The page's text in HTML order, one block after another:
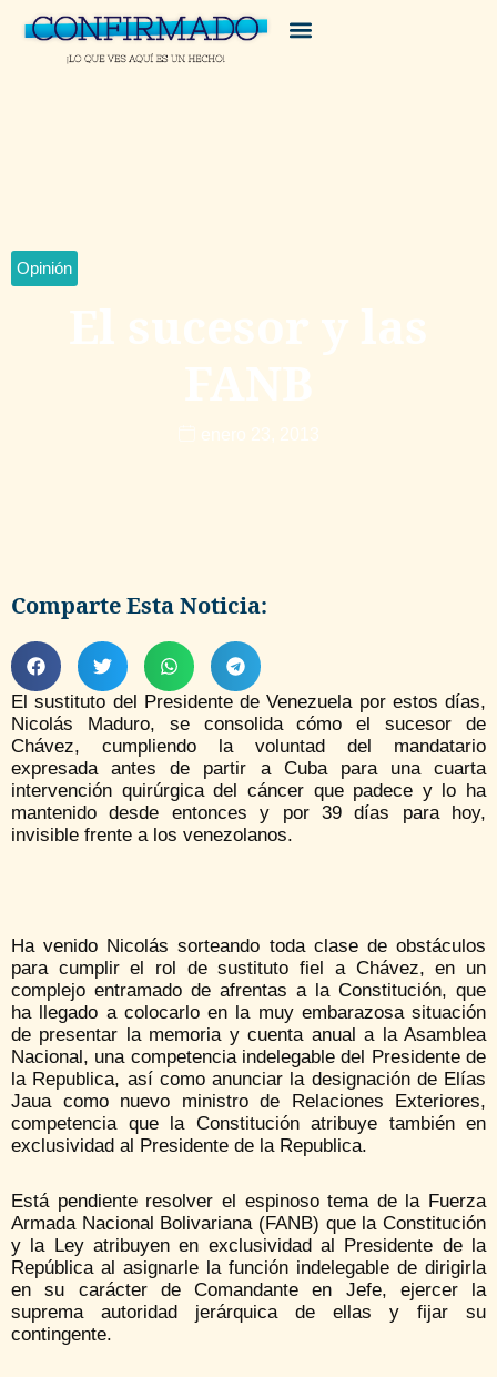
Opinión
El sucesor y las
FANB
enero 23, 2013
Comparte Esta Noticia:
El sustituto del Presidente de Venezuela por estos días,
Nicolás Maduro, se consolida cómo el sucesor de
Chávez, cumpliendo la voluntad del mandatario
expresada antes de partir a Cuba para una cuarta
intervención quirúrgica del cáncer que padece y lo ha
mantenido desde entonces y por 39 días para hoy,
invisible frente a los venezolanos.
Ha venido Nicolás sorteando toda clase de obstáculos
para cumplir el rol de sustituto fiel a Chávez, en un
complejo entramado de afrentas a la Constitución, que
ha llegado a colocarlo en la muy embarazosa situación
de presentar la memoria y cuenta anual a la Asamblea
Nacional, una competencia indelegable del Presidente de
la Republica, así como anunciar la designación de Elías
Jaua como nuevo ministro de Relaciones Exteriores,
competencia que la Constitución atribuye también en
exclusividad al Presidente de la Republica.
Está pendiente resolver el espinoso tema de la Fuerza
Armada Nacional Bolivariana (FANB) que la Constitución
y la Ley atribuyen en exclusividad al Presidente de la
República al asignarle la función indelegable de dirigirla
en su carácter de Comandante en Jefe, ejercer la
suprema autoridad jerárquica de ellas y fijar su
contingente.